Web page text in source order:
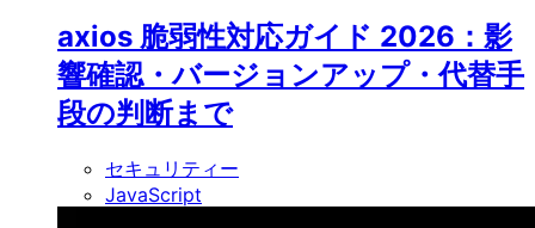
axios 脆弱性対応ガイド 2026：影
響確認・バージョンアップ・代替手
段の判断まで
セキュリティー
JavaScript